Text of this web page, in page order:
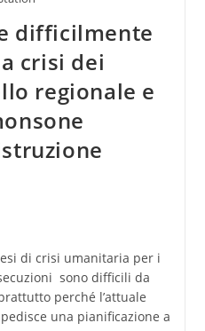
difficilmente
crisi dei
regionale e
di crisi umanitaria per i
sono difficili da
perché l’attuale
una pianificazione a